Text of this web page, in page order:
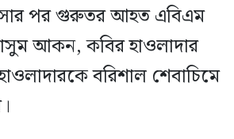
পর গুরুতর আহত এবিএম
আকন, কবির হাওলাদার
বরিশাল শেবাচিমে